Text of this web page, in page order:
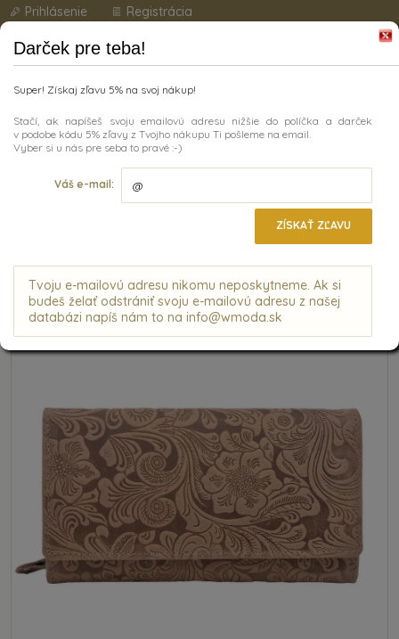
Prihlásenie Registrácia
Kategórie
ÚVODNÁ STRÁNKA | DOPLNKY | DÁMSKA KOŽENÁ PEŇAŽENKA
MERCUCIO 4211835 S EMBOSOVANÝMI KVETMI SVETLOHNEDÁ
Dámska kožená peňaženka Mercucio
4211835 s embosovanými kvetmi
svetlohnedá
Darček pre teba!
Super! Získaj zľavu 5% na svoj nákup!
Stačí, ak napíšeš svoju emailovú adresu nižšie do políčka a darček
v podobe kódu 5% zľavy z Tvojho nákupu Ti pošleme na email.
Vyber si u nás pre seba to pravé :-)
Váš e-mail:
ZÍSKAŤ ZĽAVU
Tvoju e-mailovú adresu nikomu neposkytneme. Ak si
budeš želať odstrániť svoju e-mailovú adresu z našej
databázi napíš nám to na info@wmoda.sk